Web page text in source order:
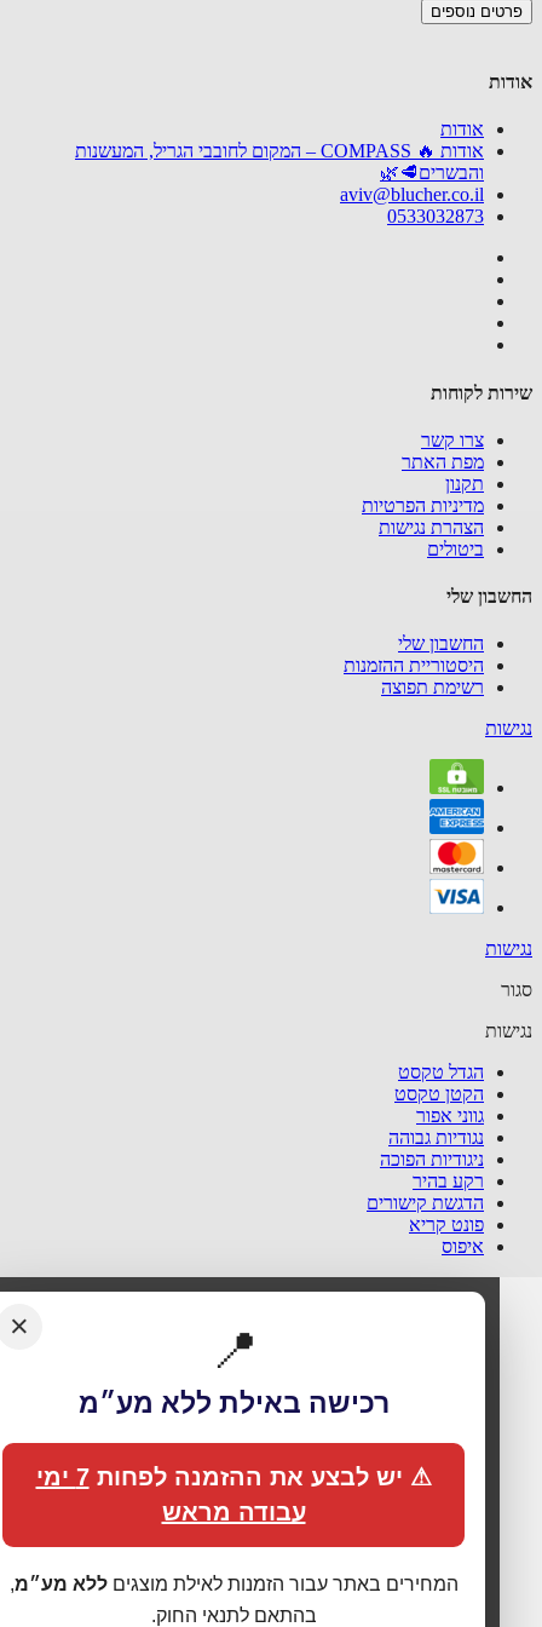
🍪 אנחנו משתמשים בעוגיות כדי לשפר את החוויה
שלך
נוספים
אודות
אודות 🔥 COMPASS – המקום לחובבי הגריל, המעשנות
והבשרים🥩🌿
aviv@blucher.co.il
0533032873
לקוחות
צרו קשר
מפת האתר
תקנון
מדיניות הפרטיות
הצהרת נגישות
ביטולים
שלי
החשבון שלי
היסטוריית ההזמנות
רשימת תפוצה
הגדל טקסט
הקטן טקסט
גווני אפור
נגודיות גבוהה
ניגודיות הפוכה
רקע בהיר
הדגשת קישורים
פונט קריא
איפוס
📍
רכישה באילת ללא מע״מ
⚠ יש לבצע את ההזמנה לפחות 7 ימי
עבודה מראש
המחירים באתר עבור הזמנות לאילת מוצגיםללא מע״מ,
בהתאם לתנאי החוק.